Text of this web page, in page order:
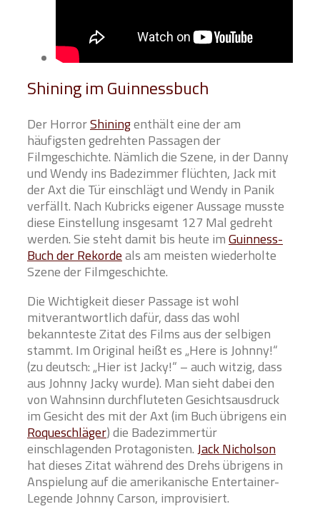
Shining im Guinnessbuch
Der HorrorShiningenthält eine der am
häufigsten gedrehten Passagen der
Filmgeschichte. Nämlich die Szene, in der Danny
und Wendy ins Badezimmer flüchten, Jack mit
der Axt die Tür einschlägt und Wendy in Panik
verfällt. Nach Kubricks eigener Aussage musste
diese Einstellung insgesamt 127 Mal gedreht
werden. Sie steht damit bis heute imGuinness-
Buch der Rekordeals am meisten wiederholte
Szene der Filmgeschichte.
Die Wichtigkeit dieser Passage ist wohl
mitverantwortlich dafür, dass das wohl
bekannteste Zitat des Films aus der selbigen
stammt. Im Original heißt es „Here is Johnny!“
(zu deutsch: „Hier ist Jacky!“ – auch witzig, dass
aus Johnny Jacky wurde). Man sieht dabei den
von Wahnsinn durchfluteten Gesichtsausdruck
im Gesicht des mit der Axt (im Buch übrigens ein
Roqueschläger) die Badezimmertür
einschlagenden Protagonisten.Jack Nicholson
hat dieses Zitat während des Drehs übrigens in
Anspielung auf die amerikanische Entertainer-
Legende Johnny Carson, improvisiert.